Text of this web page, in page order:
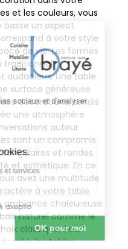
et les couleurs, vous
basse un aspect
à votre style
de vie. Les formes
traditionnel
audacieux. Une table
surface généreuse
décorations, tandis
une atmosphère
autour
sont un compromis
et rondes,
et esthétique. En ce
avez une multitude
à votre table
ambiance chaleureuse
naturel comme le
classique. Pour
les tables